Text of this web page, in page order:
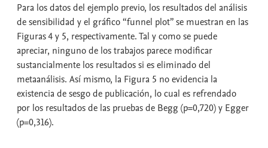
Para los datos del ejemplo previo, los resultados del análisis
de sensibilidad y el gráfico “funnel plot” se muestran en las
Figuras 4 y 5, respectivamente. Tal y como se puede
apreciar, ninguno de los trabajos parece modificar
sustancialmente los resultados si es eliminado del
metaanálisis. Así mismo, la Figura 5 no evidencia la
existencia de sesgo de publicación, lo cual es refrendado
por los resultados de las pruebas de Begg (p=0,720) y Egger
(p=0,316).